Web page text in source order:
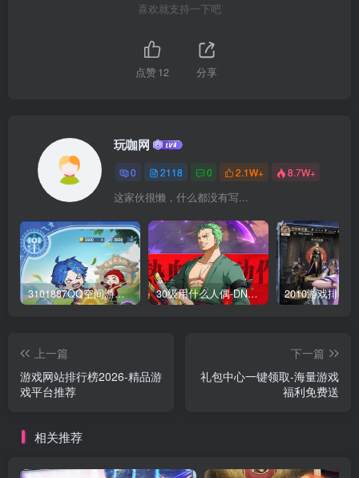
喜欢就支持一下吧
点赞12 分享
玩咖网
0 2118 0 2.1W+ 8.7W+
这家伙很懒，什么都没有写...
3101887QQ空间游戏专区-海量小游戏免费玩 30级用什么人偶-DNF新手升级人偶选择指南
上一篇
游戏网站排行榜2026-精品游
戏平台推荐
下一篇
礼包中心一键领取-海量游戏
福利免费送
相关推荐